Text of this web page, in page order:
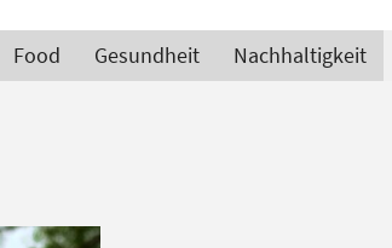
Food Gesundheit Nachhaltigkeit